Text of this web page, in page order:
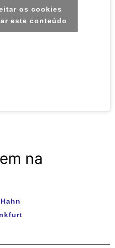
os cookies
este conteúdo
na